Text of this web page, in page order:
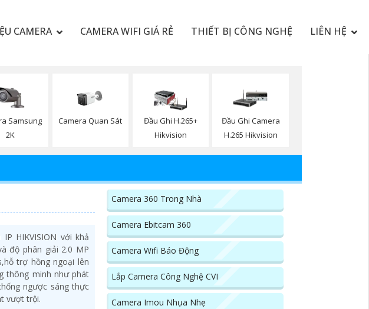
CAMERA CAMERA WIFI GIÁ RẺ THIẾT BỊ CÔNG NGHỆ LIÊN HỆ
Samsung
2K
Camera Quan Sát
Đầu Ghi H.265+
Hikvision
Đầu Ghi Camera
H.265 Hikvision
IP HIKVISION với khả
độ phân giải 2.0 MP
trợ hồng ngoại lên
thông minh như phát
ngược sáng thực
vượt trội.
Camera 360 Trong Nhà
Camera Ebitcam 360
Camera Wifi Báo Động
Lắp Camera Công Nghệ CVI
Camera Imou Nhụa Nhẹ